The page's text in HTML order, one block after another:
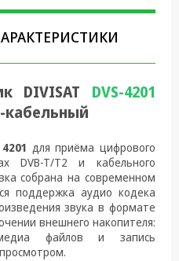
DIVISAT DVS-4201
кабельный
для приёма цифрового
DVB-T/T2 и кабельного
собрана на современном
поддержка аудио кодека
звука в формате
внешнего накопителя:
файлов и запись